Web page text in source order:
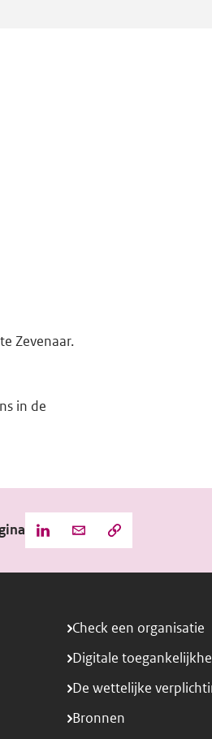
Zevenaar.
in de
Deel
LinkedIn
Deel
Mail
Kopieer
de
URL
Check een organisatie
Digitale
De wettelijke
Bronnen